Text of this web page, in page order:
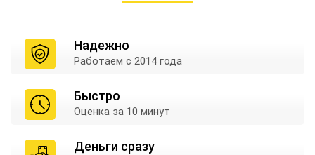
Надежно
Работаем с 2014 года
Быстро
Оценка за 10 минут
Деньги сразу